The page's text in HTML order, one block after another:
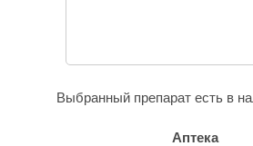
Выбранный препарат есть в
Аптека